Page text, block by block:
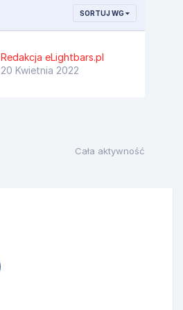
SORTUJ WG
Redakcja eLightbars.pl
20 Kwietnia 2022
Cała aktywność